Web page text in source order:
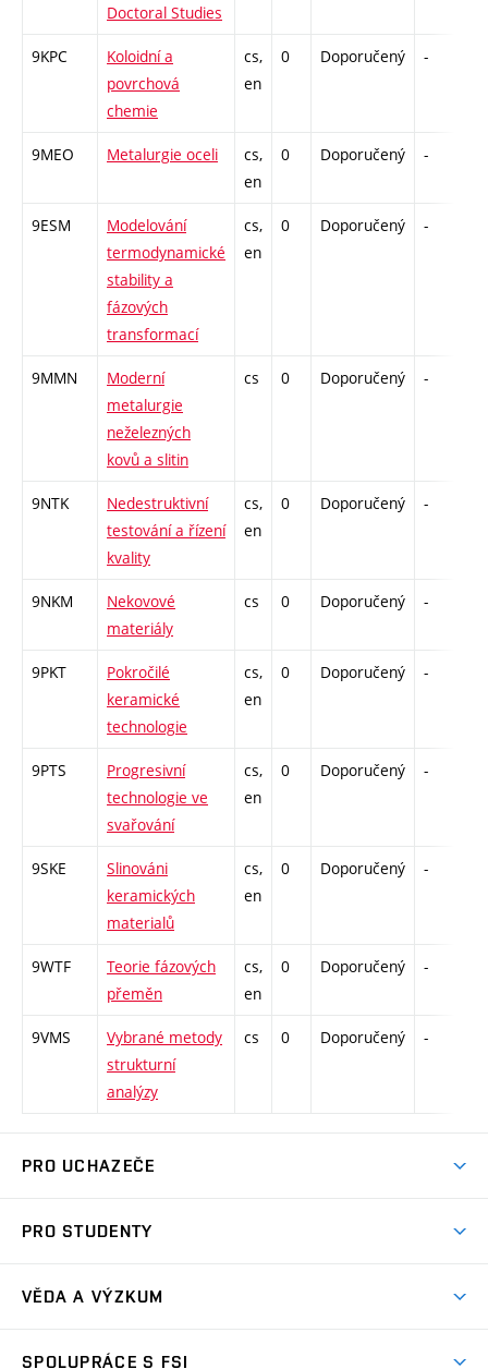
Doctoral Studies
9KPC
Koloidní a
povrchová
chemie
cs,
en
0 Doporučený -
9MEO Metalurgie oceli
cs,
en
0 Doporučený -
9ESM
Modelování
termodynamické
stability a
fázových
transformací
cs,
en
0 Doporučený -
9MMN
Moderní
metalurgie
neželezných
kovů a slitin
cs 0 Doporučený -
9NTK
Nedestruktivní
testování a řízení
kvality
cs,
en
0 Doporučený -
9NKM
Nekovové
materiály
cs 0 Doporučený -
9PKT
Pokročilé
keramické
technologie
cs,
en
0 Doporučený -
9PTS
Progresivní
technologie ve
svařování
cs,
en
0 Doporučený -
9SKE
Slinováni
keramických
materialů
cs,
en
0 Doporučený -
9WTF
Teorie fázových
přeměn
cs,
en
0 Doporučený -
9VMS
Vybrané metody
strukturní
analýzy
cs 0 Doporučený -
PRO UCHAZEČE
Ambasadoři studia
Zápisy
PRO STUDENTY
Studijní předpisy
VĚDA A VÝZKUM
SPOLUPRÁCE S FSI